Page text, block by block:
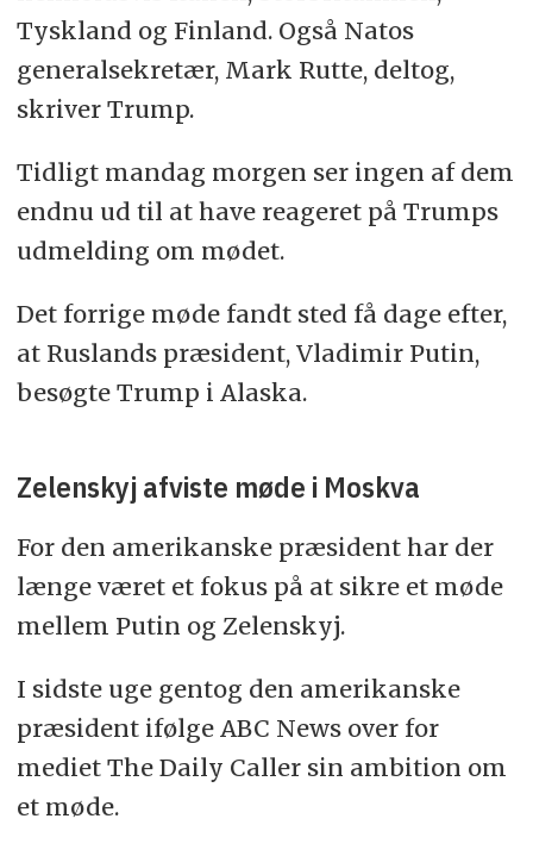
Tyskland og Finland. Også Natos
generalsekretær, Mark Rutte, deltog,
skriver Trump.
Tidligt mandag morgen ser ingen af dem
endnu ud til at have reageret på Trumps
udmelding om mødet.
Det forrige møde fandt sted få dage efter,
at Ruslands præsident, Vladimir Putin,
besøgte Trump i Alaska.
Zelenskyj afviste møde i Moskva
For den amerikanske præsident har der
længe været et fokus på at sikre et møde
mellem Putin og Zelenskyj.
I sidste uge gentog den amerikanske
præsident ifølge ABC News over for
mediet The Daily Caller sin ambition om
et møde.